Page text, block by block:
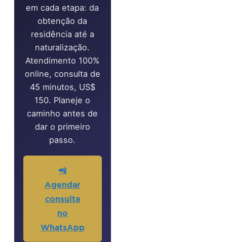
em cada etapa: da
obtenção da
residência até a
naturalização.
Atendimento 100%
online, consulta de
45 minutos, US$
150. Planeje o
caminho antes de
dar o primeiro
passo.
📲
Agendar
consulta
no
WhatsApp